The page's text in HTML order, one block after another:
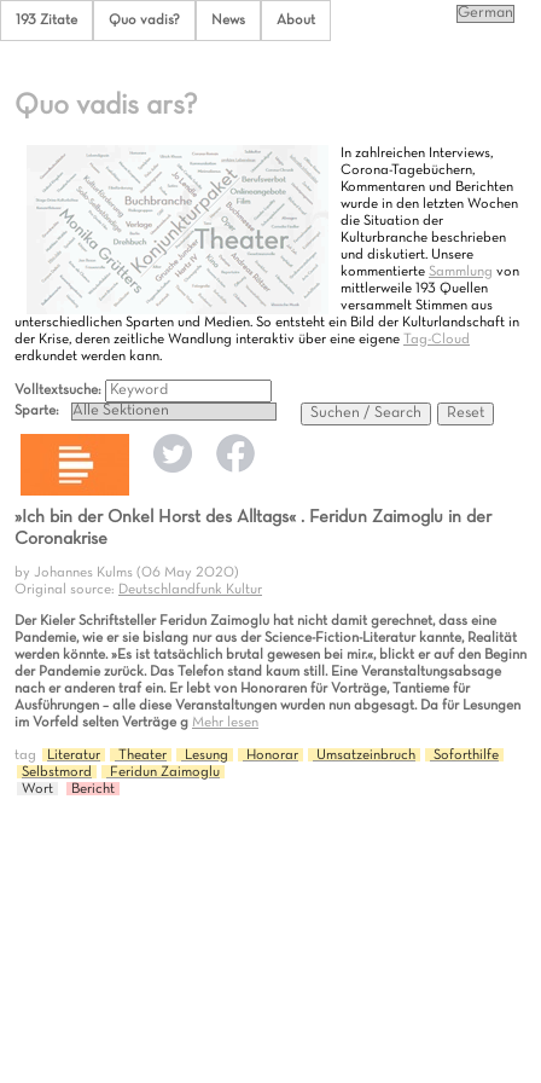
193 Zitate Quo vadis? News About
Quo vadis ars?
In zahlreichen Interviews,
Corona-Tagebüchern,
Kommentaren und Berichten
wurde in den letzten Wochen
die Situation der
Kulturbranche beschrieben
und diskutiert. Unsere
kommentierte Sammlung von
mittlerweile 193 Quellen
versammelt Stimmen aus
unterschiedlichen Sparten und Medien. So entsteht ein Bild der Kulturlandschaft in
der Krise, deren zeitliche Wandlung interaktiv über eine eigene Tag-Cloud
erdkundet werden kann.
Volltextsuche:
Sparte:
Suchen / Search Reset
»Ich bin der Onkel Horst des Alltags« . Feridun Zaimoglu in der
Coronakrise
by Johannes Kulms (06 May 2020)
Original source: Deutschlandfunk Kultur
Der Kieler Schriftsteller Feridun Zaimoglu hat nicht damit gerechnet, dass eine
Pandemie, wie er sie bislang nur aus der Science-Fiction-Literatur kannte, Realität
werden könnte. »Es ist tatsächlich brutal gewesen bei mir.«, blickt er auf den Beginn
der Pandemie zurück. Das Telefon stand kaum still. Eine Veranstaltungsabsage
nach er anderen traf ein. Er lebt von Honoraren für Vorträge, Tantieme für
Ausführungen – alle diese Veranstaltungen wurden nun abgesagt. Da für Lesungen
im Vorfeld selten Verträge g Mehr lesen
tag Literatur Theater Lesung Honorar Umsatzeinbruch
Soforthilfe
Selbstmord
Feridun Zaimoglu
Wort
Bericht